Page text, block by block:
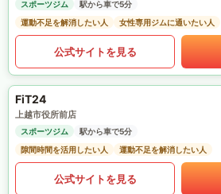
スポーツジム
駅から車で5分
運動不足を解消したい人
女性専用ジムに通いたい人
公式サイトを見る
FiT24
上越市役所前店
スポーツジム
駅から車で5分
隙間時間を活用したい人
運動不足を解消したい人
公式サイトを見る